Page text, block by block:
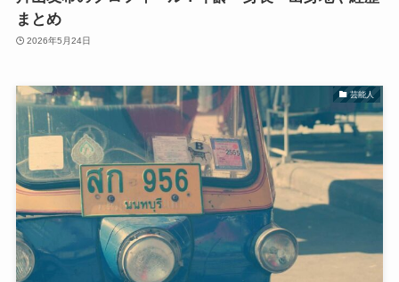
まとめ
2026年5月24日
芸能人